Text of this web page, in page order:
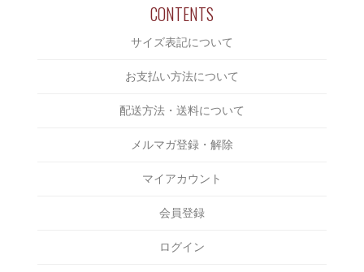
Eanbe
EVILACT
EXODUS
FAT
FOURTHIRTY
CAP/HAT
SHOES
ACCESSORIES
BAG
￥5,000～￥6,000
￥6,000～￥7,000
￥7,000～￥8,000
￥9,000～￥10,000
￥10,000～￥15,000
￥15,000～￥20,000
￥20,000～￥25,000
CONTENTS
サイズ表記について
お支払い方法について
配送方法・送料について
メルマガ登録・解除
マイアカウント
会員登録
ログイン